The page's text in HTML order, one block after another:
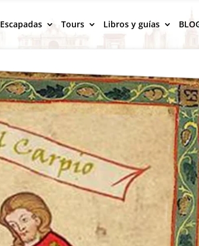
Escapadas Tours Libros y guías